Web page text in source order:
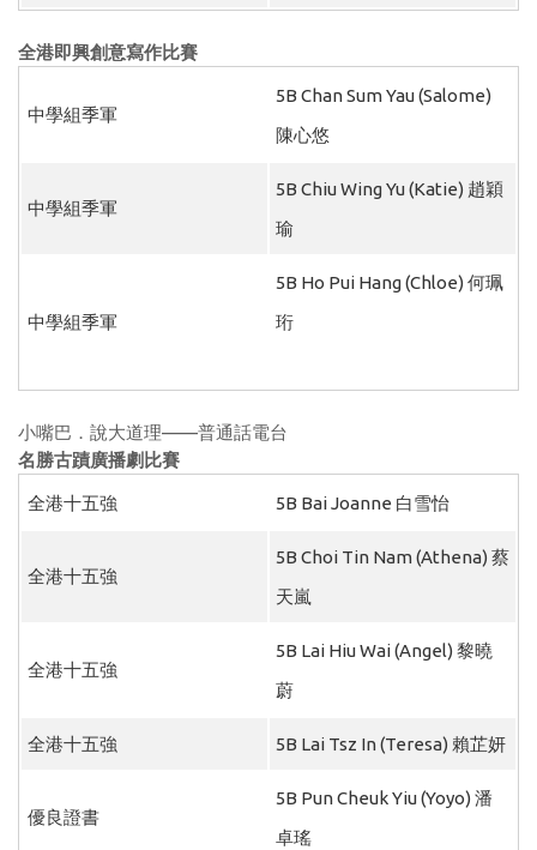
全港即興創意寫作比賽
中學組季軍
5B Chan Sum Yau (Salome)
陳心悠
中學組季軍
5B Chiu Wing Yu (Katie) 趙穎
瑜
中學組季軍
5B Ho Pui Hang (Chloe) 何珮
珩
小嘴巴．說大道理——普通話電台
名勝古蹟廣播劇比賽
全港十五強 5B Bai Joanne 白雪怡
全港十五強
5B Choi Tin Nam (Athena) 蔡
天嵐
全港十五強
5B Lai Hiu Wai (Angel) 黎曉
蔚
全港十五強 5B Lai Tsz In (Teresa) 賴芷妍
優良證書
5B Pun Cheuk Yiu (Yoyo) 潘
卓瑤